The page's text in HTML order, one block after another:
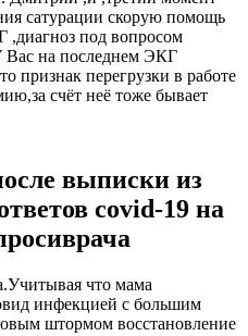
сатурации скорую помощь
,диагноз под вопросом
Вас на последнем ЭКГ
признак перегрузки в работе
счёт неё тоже бывает
выписки из
covid-19 на
что мама
инфекцией с большим
штормом восстановление